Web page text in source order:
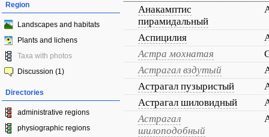
Region
Landscapes and habitats
Plants and lichens
Taxa with photos
Discussion (1)
Directories
administrative regions
physiographic regions
Анакамптис
пирамидальный
Аспицилия
Астра мохнатая
Астрагал вздутый
Астрагал пузыристый
Астрагал шиловидный
Астрагал
шилоподобный